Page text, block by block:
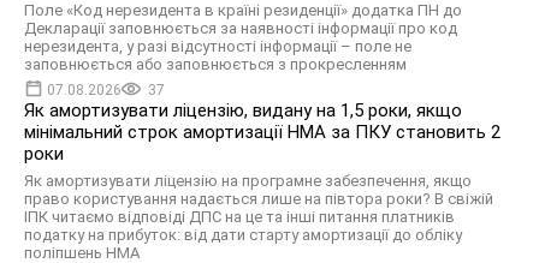
Поле «Код нерезидента в країні резиденції» додатка ПН до
Декларації заповнюється за наявності інформації про код
нерезидента, у разі відсутності інформації – поле не
заповнюється або заповнюється з прокресленням
07.08.2026 37
Як амортизувати ліцензію, видану на 1,5 роки, якщо
мінімальний строк амортизації НМА за ПКУ становить 2
роки
Як амортизувати ліцензію на програмне забезпечення, якщо
право користування надається лише на півтора роки? В свіжій
ІПК читаємо відповіді ДПС на це та інші питання платників
податку на прибуток: від дати старту амортизації до обліку
поліпшень НМА